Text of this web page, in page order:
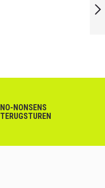
NO-NONSENS
TERUGSTUREN